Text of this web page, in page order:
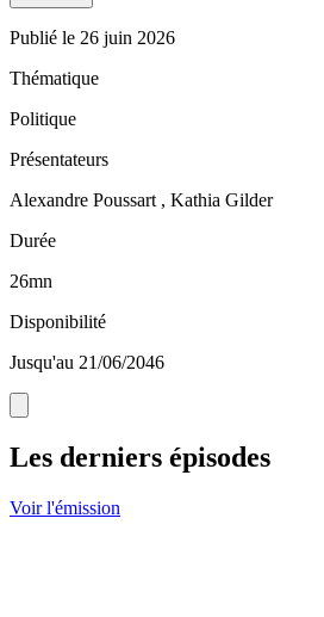
Publié le 26 juin 2026
Thématique
Politique
Présentateurs
Alexandre Poussart , Kathia Gilder
Durée
26mn
Disponibilité
Jusqu'au 21/06/2046
Les derniers épisodes
Voir l'émission